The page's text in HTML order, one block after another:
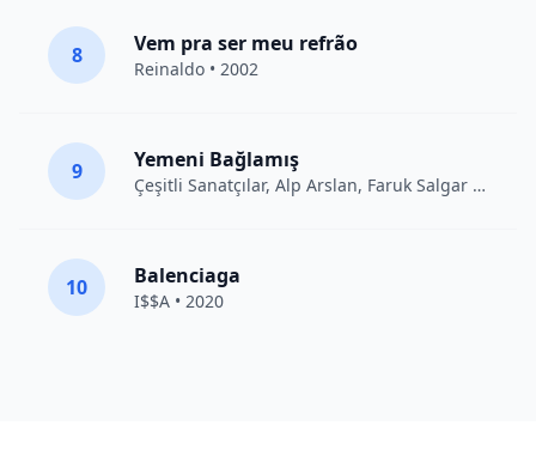
8 Vem pra ser meu refrão
Reinaldo • 2002
9 Yemeni Bağlamış
Çeşitli Sanatçılar, Alp Arslan, Faruk Salgar • 2012
10 Balenciaga
I$$A • 2020